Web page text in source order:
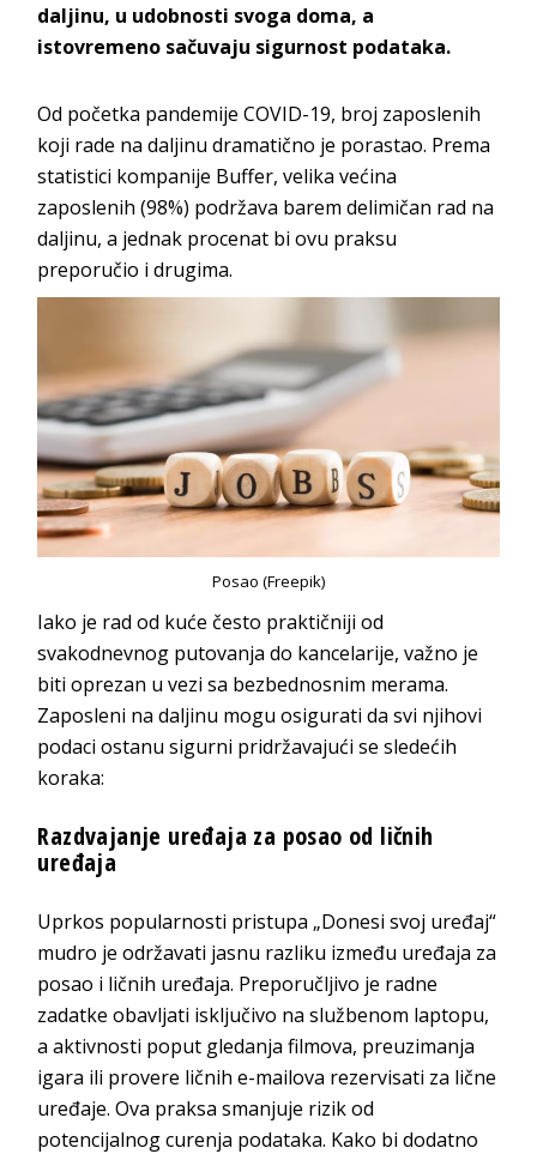
daljinu, u udobnosti svoga doma, a
istovremeno sačuvaju sigurnost podataka.
Od početka pandemije COVID-19, broj zaposlenih
koji rade na daljinu dramatično je porastao. Prema
statistici kompanije Buffer, velika većina
zaposlenih (98%) podržava barem delimičan rad na
daljinu, a jednak procenat bi ovu praksu
preporučio i drugima.
Posao (Freepik)
Iako je rad od kuće često praktičniji od
svakodnevnog putovanja do kancelarije, važno je
biti oprezan u vezi sa bezbednosnim merama.
Zaposleni na daljinu mogu osigurati da svi njihovi
podaci ostanu sigurni pridržavajući se sledećih
koraka:
Razdvajanje uređaja za posao od ličnih
uređaja
Uprkos popularnosti pristupa „Donesi svoj uređaj“
mudro je održavati jasnu razliku između uređaja za
posao i ličnih uređaja. Preporučljivo je radne
zadatke obavljati isključivo na službenom laptopu,
a aktivnosti poput gledanja filmova, preuzimanja
igara ili provere ličnih e-mailova rezervisati za lične
uređaje. Ova praksa smanjuje rizik od
potencijalnog curenja podataka. Kako bi dodatno